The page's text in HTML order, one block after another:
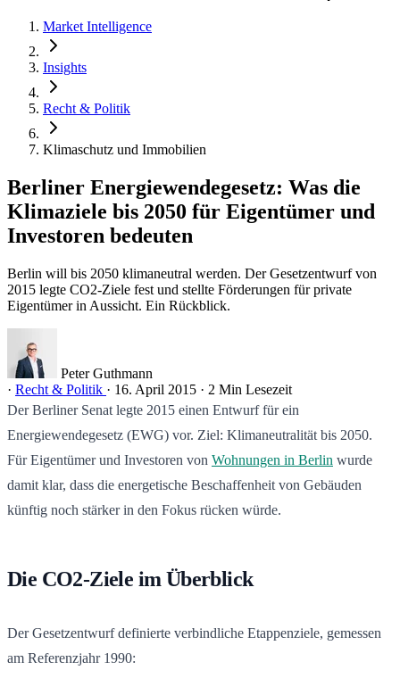
Market Intelligence
Insights
Recht & Politik
Klimaschutz und Immobilien
Berliner Energiewendegesetz: Was die
Klimaziele bis 2050 für Eigentümer und
Investoren bedeuten
Berlin will bis 2050 klimaneutral werden. Der Gesetzentwurf von
2015 legte CO2-Ziele fest und stellte Förderungen für private
Eigentümer in Aussicht. Ein Rückblick.
Peter Guthmann
· Recht & Politik · 16. April 2015 · 2 Min Lesezeit
Der Berliner Senat legte 2015 einen Entwurf für ein
Energiewendegesetz (EWG) vor. Ziel: Klimaneutralität bis 2050.
Für Eigentümer und Investoren von Wohnungen in Berlin wurde
damit klar, dass die energetische Beschaffenheit von Gebäuden
künftig noch stärker in den Fokus rücken würde.
Die CO2-Ziele im Überblick
Der Gesetzentwurf definierte verbindliche Etappenziele, gemessen
am Referenzjahr 1990: